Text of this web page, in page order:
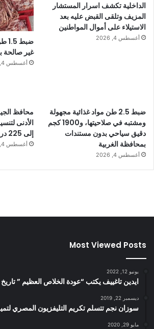
الداخلية تكشف اسرار المستشار
المزيف وتلقى القبض عليه بعد
الاستيلاء على أموال المواطنين
أغسطس 4, 2026
غير صالحة
أغسطس 4, 2026
ضبط 2.5 طن مواد غذائية مجهولة
ومشتبه في صلاحيتها، و1900 كجم
دقيق سياحي بدون مستندات
بمحافظة الغربية
أغسطس 4, 2026
محافظ
الأدنى
إلى 225 درجة
أغسطس 4, 2026
Most Viewed Posts
يونيو 12, 2022
ايدين تاغييف يكتب “عودة الخلاص العظيم ”
ديسمبر 22, 2019
سوزان نجم تتسلم تكريم التليفزيون المصري
مايو 29, 2020